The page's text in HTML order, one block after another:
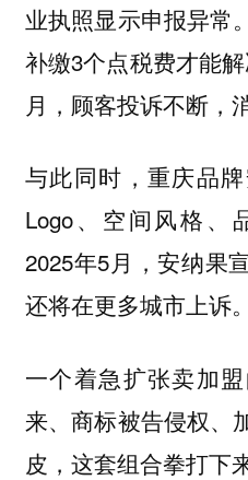
业执照显示申报异常
补缴3个点税费才能
月，顾客投诉不断，
与此同时，重庆品
Logo、空间风格、
2025年5月，安纳果
还将在更多城市上诉。
一个着急扩张卖加
来、商标被告侵权、
皮，这套组合拳打下